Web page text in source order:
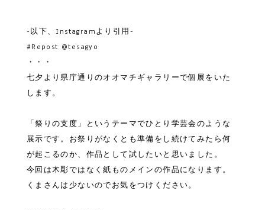
-以下、Instagramより引用-
#Repost @tesagyo
・・・
七夕より県庁通りのオオマチギャラリーで個展をいた
します。
「祭りの支度」というテーマでひとり学芸会のような
展示です。お祭りがなくとも準備をし続けてみたら何
が起こるのか、作品として試したいと思いました。
今回は木彫ではなく紙ものメインの作品になります。
くまさんは少ないのでお気をつけください。